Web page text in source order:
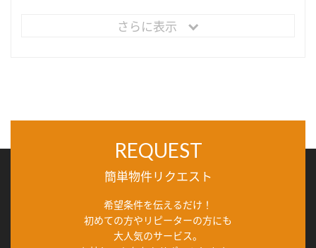
さらに表示
REQUEST
簡単物件リクエスト
希望条件を伝えるだけ！
初めての方やリピーターの方にも
大人気のサービス。